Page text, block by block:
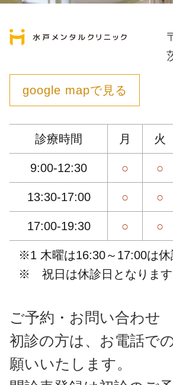
google mapで見る
診療時間 月 火
9:00-12:30 ○ ○
13:30-17:00 ○ ○
17:00-19:30 ○ ○
※1 木曜は16:30～17:00は休
※ 祝日は休診日となります
ご予約・お問い合わせ
初診の方は、お電話で
願いいたします。